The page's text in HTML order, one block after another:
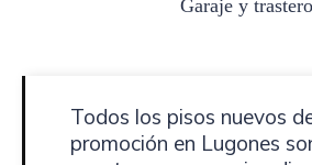
Garaje y trastero
Todos los pisos nuevos
promoción en Lugones